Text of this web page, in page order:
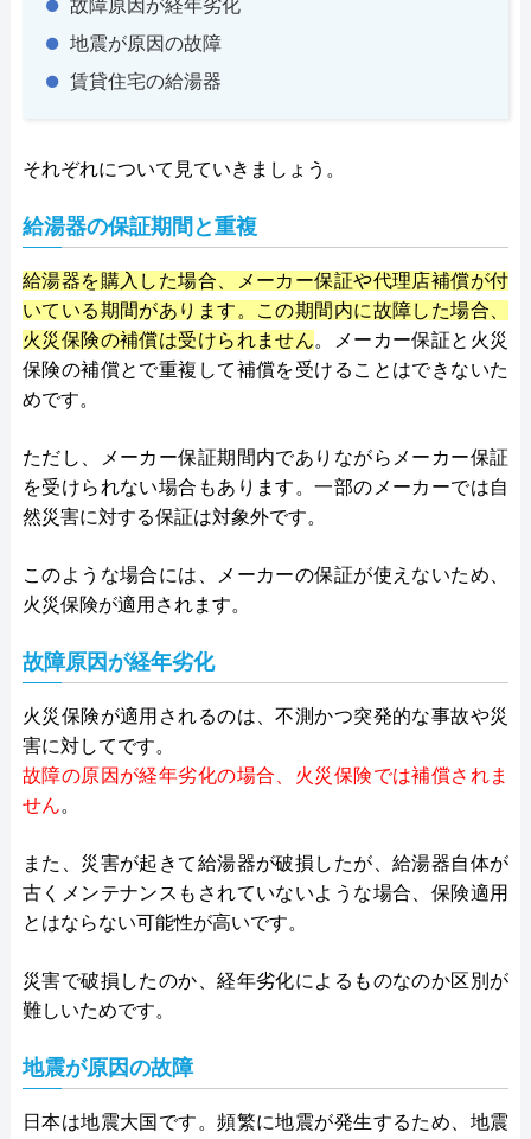
故障原因が経年劣化
地震が原因の故障
賃貸住宅の給湯器
それぞれについて見ていきましょう。
給湯器の保証期間と重複
給湯器を購入した場合、メーカー保証や代理店補償が付
いている期間があります。この期間内に故障した場合、
火災保険の補償は受けられません。メーカー保証と火災
保険の補償とで重複して補償を受けることはできないた
めです。
ただし、メーカー保証期間内でありながらメーカー保証
を受けられない場合もあります。一部のメーカーでは自
然災害に対する保証は対象外です。
このような場合には、メーカーの保証が使えないため、
火災保険が適用されます。
故障原因が経年劣化
火災保険が適用されるのは、不測かつ突発的な事故や災
害に対してです。
故障の原因が経年劣化の場合、火災保険では補償されま
せん。
また、災害が起きて給湯器が破損したが、給湯器自体が
古くメンテナンスもされていないような場合、保険適用
とはならない可能性が高いです。
災害で破損したのか、経年劣化によるものなのか区別が
難しいためです。
地震が原因の故障
日本は地震大国です。頻繁に地震が発生するため、地震